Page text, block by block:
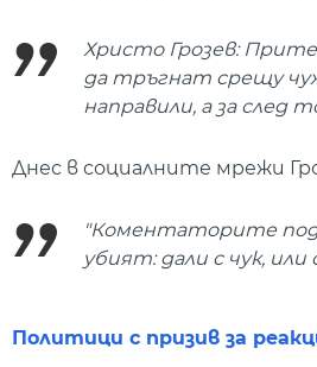
Христо Грозев:
да тръгнат срещу
направили, а за след
Днес в социалните мрежи
"Коментаторите под
убият: дали с чук,
Политици с призив за